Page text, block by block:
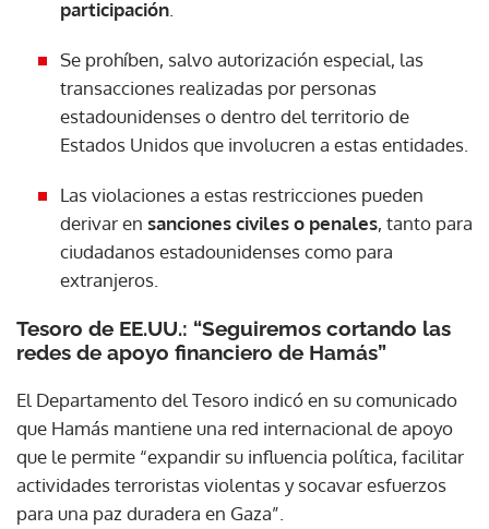
participación
Se prohíben, salvo autorización especial, las
transacciones realizadas por personas
estadounidenses o dentro del territorio de
Estados Unidos que involucren a estas entidades.
Las violaciones a estas restricciones pueden
derivar en sanciones civiles o penales, tanto para
ciudadanos estadounidenses como para
extranjeros.
Tesoro de EE.UU.: “Seguiremos cortando las
redes de apoyo financiero de Hamás”
El Departamento del Tesoro indicó en su comunicado
que Hamás mantiene una red internacional de apoyo
que le permite “expandir su influencia política, facilitar
actividades terroristas violentas y socavar esfuerzos
para una paz duradera en Gaza”.